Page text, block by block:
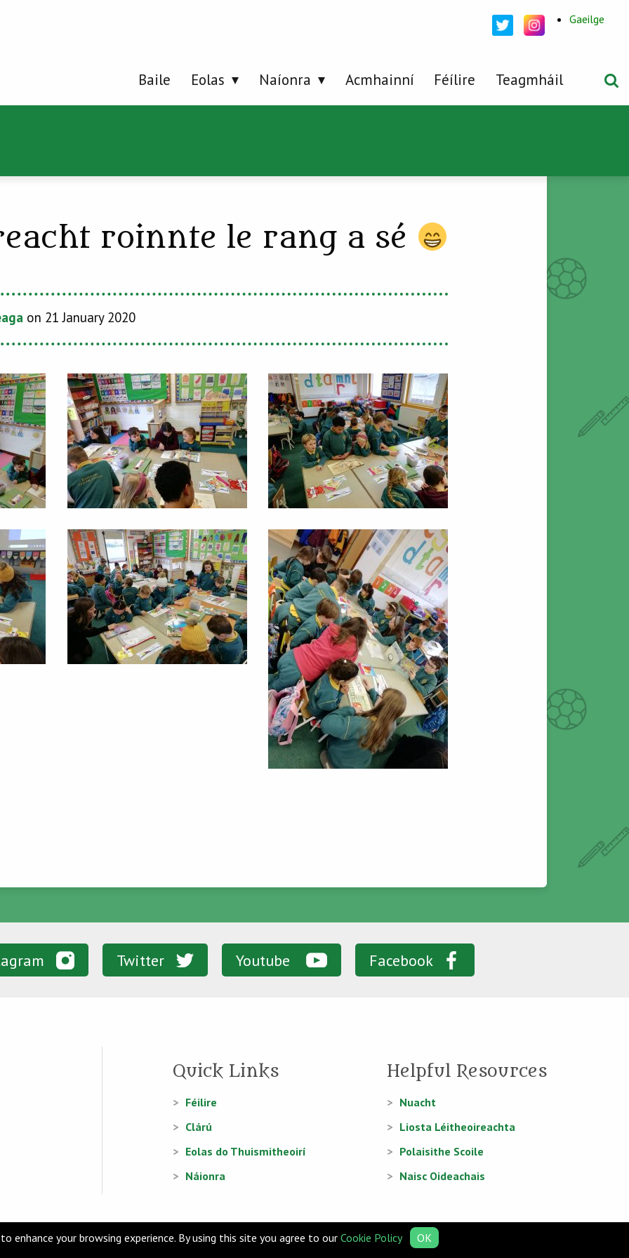
Baile Eolas Naíonra Acmhainní Féílire Teagmháil
Gaeilge
roinnte le rang a sé
on 21 January 2020
Twitter Youtube Facebook
Quick Links
Féilire
Clárú
Eolas do Thuismitheoirí
Náionra
Helpful Resources
Nuacht
Liosta Léitheoireachta
Polaisithe Scoile
Naisc Oideachais
enhance your browsing experience. By using this site you agree to our Cookie Policy OK